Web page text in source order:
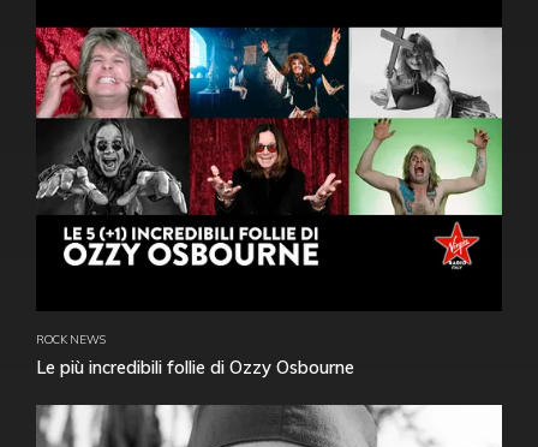
ROCK NEWS
Le più incredibili follie di Ozzy Osbourne